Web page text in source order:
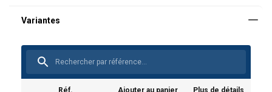
Réf. Ajouter au panier Plus de détails